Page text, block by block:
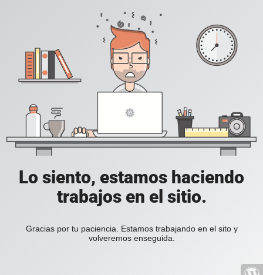
Lo siento, estamos haciendo
trabajos en el sitio.
Gracias por tu paciencia. Estamos trabajando en el sito y
volveremos enseguida.